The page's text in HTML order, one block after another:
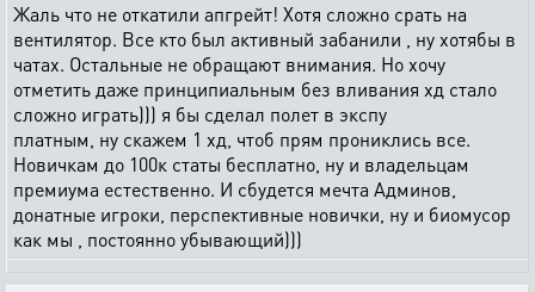
Жаль что не откатили апгрейт! Хотя сложно срать на
вентилятор. Все кто был активный забанили , ну хотябы в
чатах. Остальные не обращают внимания. Но хочу
отметить даже принципиальным без вливания хд стало
сложно играть))) я бы сделал полет в экспу
платным, ну скажем 1 хд, чтоб прям прониклись все.
Новичкам до 100к статы бесплатно, ну и владельцам
премиума естественно. И сбудется мечта Админов,
донатные игроки, перспективные новички, ну и биомусор
как мы , постоянно убывающий)))